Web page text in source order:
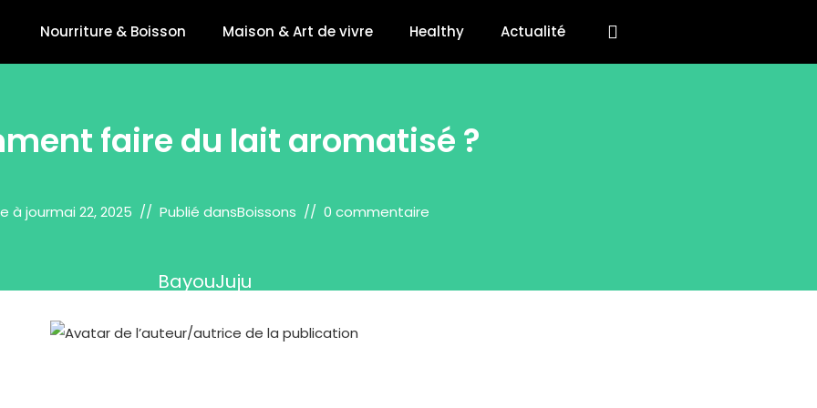
Nourriture & Boisson Maison & Art de vivre Healthy Actualité
faire du lait aromatisé ?
à jourmai 22, 2025 Publié dansBoissons 0 commentaire
BayouJuju